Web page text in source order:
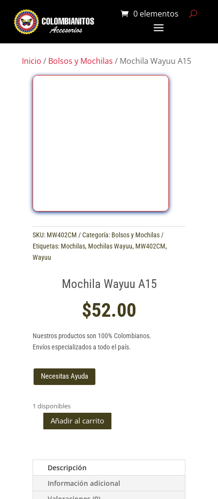
0 elementos
Inicio / Bolsos y Mochilas / Mochila Wayuu A15
SKU: MW402CM Categoría: Bolsos y Mochilas
Etiquetas: Mochilas, Mochilas Wayuu, MW402CM,
Wayuu
Mochila Wayuu A15
$52.00
Nuestros productos son 100% Colombianos.
Envíos especializados a todo el país.
Necesitas Ayuda
1 disponibles
Mochila
cantidad
Añadir al carrito
Descripción
Información adicional